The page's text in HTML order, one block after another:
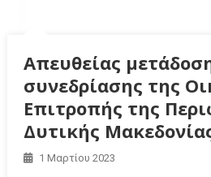
Απευθείας
συνεδρίασης της
Επιτροπής της
Δυτικής
1 Μαρτίου 2023